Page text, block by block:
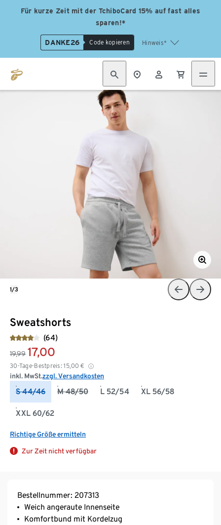
Für kurze Zeit mit der TchiboCard 15% auf fast alles
sparen!*
DANKE26 Code kopieren Hinweis*
Sweatshorts
(64)
19,99 17,00
30-Tage-Bestpreis: 15,00 €
inkl. MwSt.zzgl. Versandkosten
S 44/46 M 48/50 L 52/54 XL 56/58
XXL 60/62
Richtige Größe ermitteln
Zur Zeit nicht verfügbar
1/3
Bestellnummer: 207313
Weich angeraute Innenseite
Komfortbund mit Kordelzug